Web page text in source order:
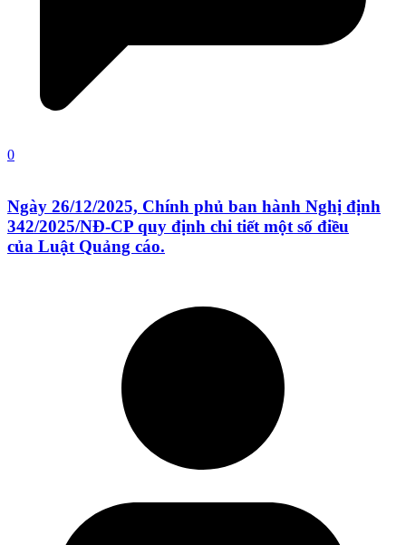
0
Ngày 26/12/2025, Chính phủ ban hành Nghị định
342/2025/NĐ-CP quy định chi tiết một số điều
của Luật Quảng cáo.